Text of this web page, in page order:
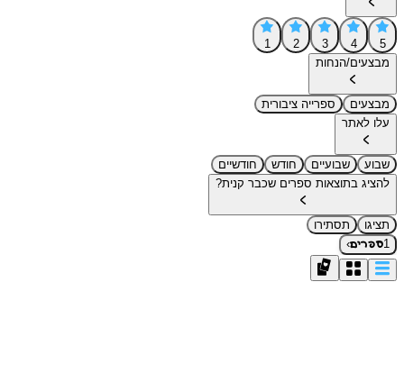
5
4
3
2
1
מבצעים/הנחות
מבצעים
ספרייה ציבורית
עלו לאתר
שבוע שבועיים חודש
חודשיים
להציג בתוצאות ספרים שכבר קנית?
תציגו
תסתירו
1ספרים›